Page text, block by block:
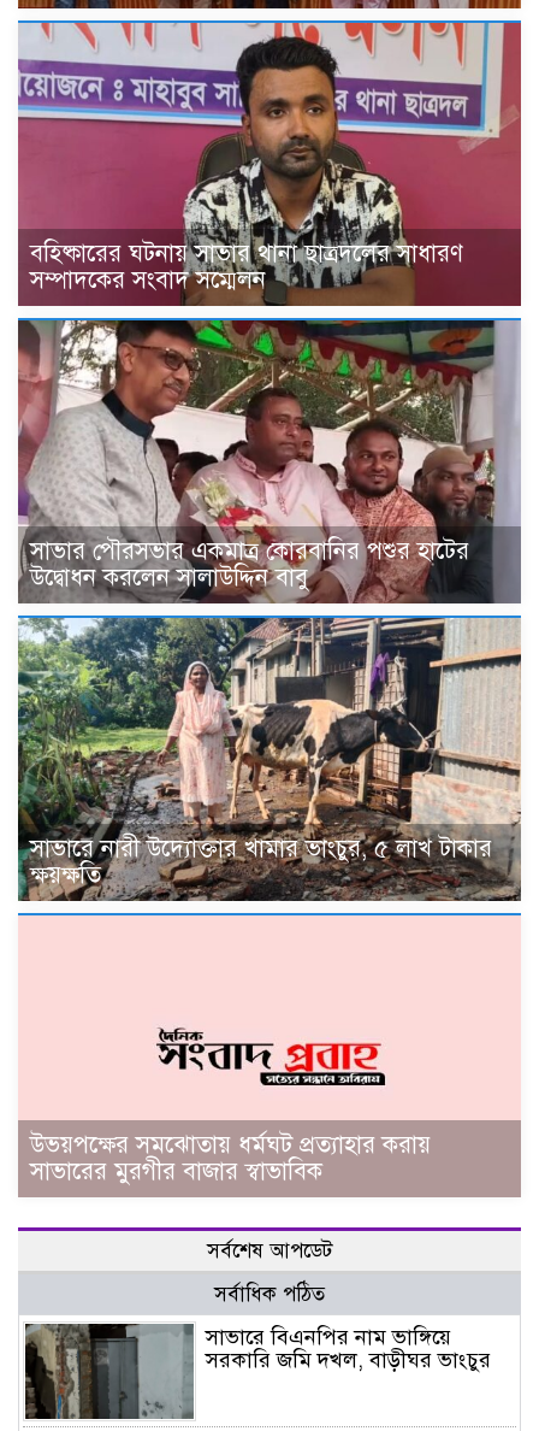
বহিষ্কারের ঘটনায় সাভার থানা ছাত্রদলের সাধারণ
সম্পাদকের সংবাদ সম্মেলন
সাভার পৌরসভার একমাত্র কোরবানির পশুর হাটের
উদ্বোধন করলেন সালাউদ্দিন বাবু
সাভারে নারী উদ্যোক্তার খামার ভাংচুর, ৫ লাখ টাকার
ক্ষয়ক্ষতি
উভয়পক্ষের সমঝোতায় ধর্মঘট প্রত্যাহার করায়
সাভারের মুরগীর বাজার স্বাভাবিক
সর্বশেষ আপডেট
সর্বাধিক পঠিত
সাভারে বিএনপির নাম ভাঙ্গিয়ে
সরকারি জমি দখল, বাড়ীঘর ভাংচুর